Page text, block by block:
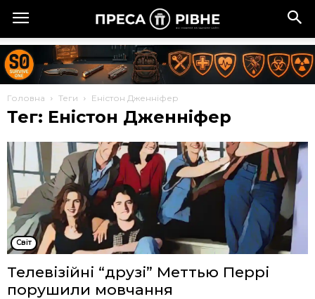
Головна Теги Еністон Дженніфер
Тег: Еністон Дженніфер
Cвіт
Телевізійні “друзі” Меттью Перрі
порушили мовчання